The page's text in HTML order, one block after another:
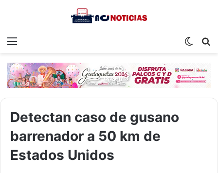
Menu
Switch
Detectan caso de gusano
barrenador a 50 km de
Estados Unidos